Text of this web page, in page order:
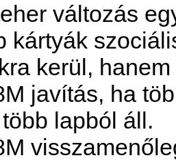
változás
kártyák
kerül,
javítás, ha
lapból áll.